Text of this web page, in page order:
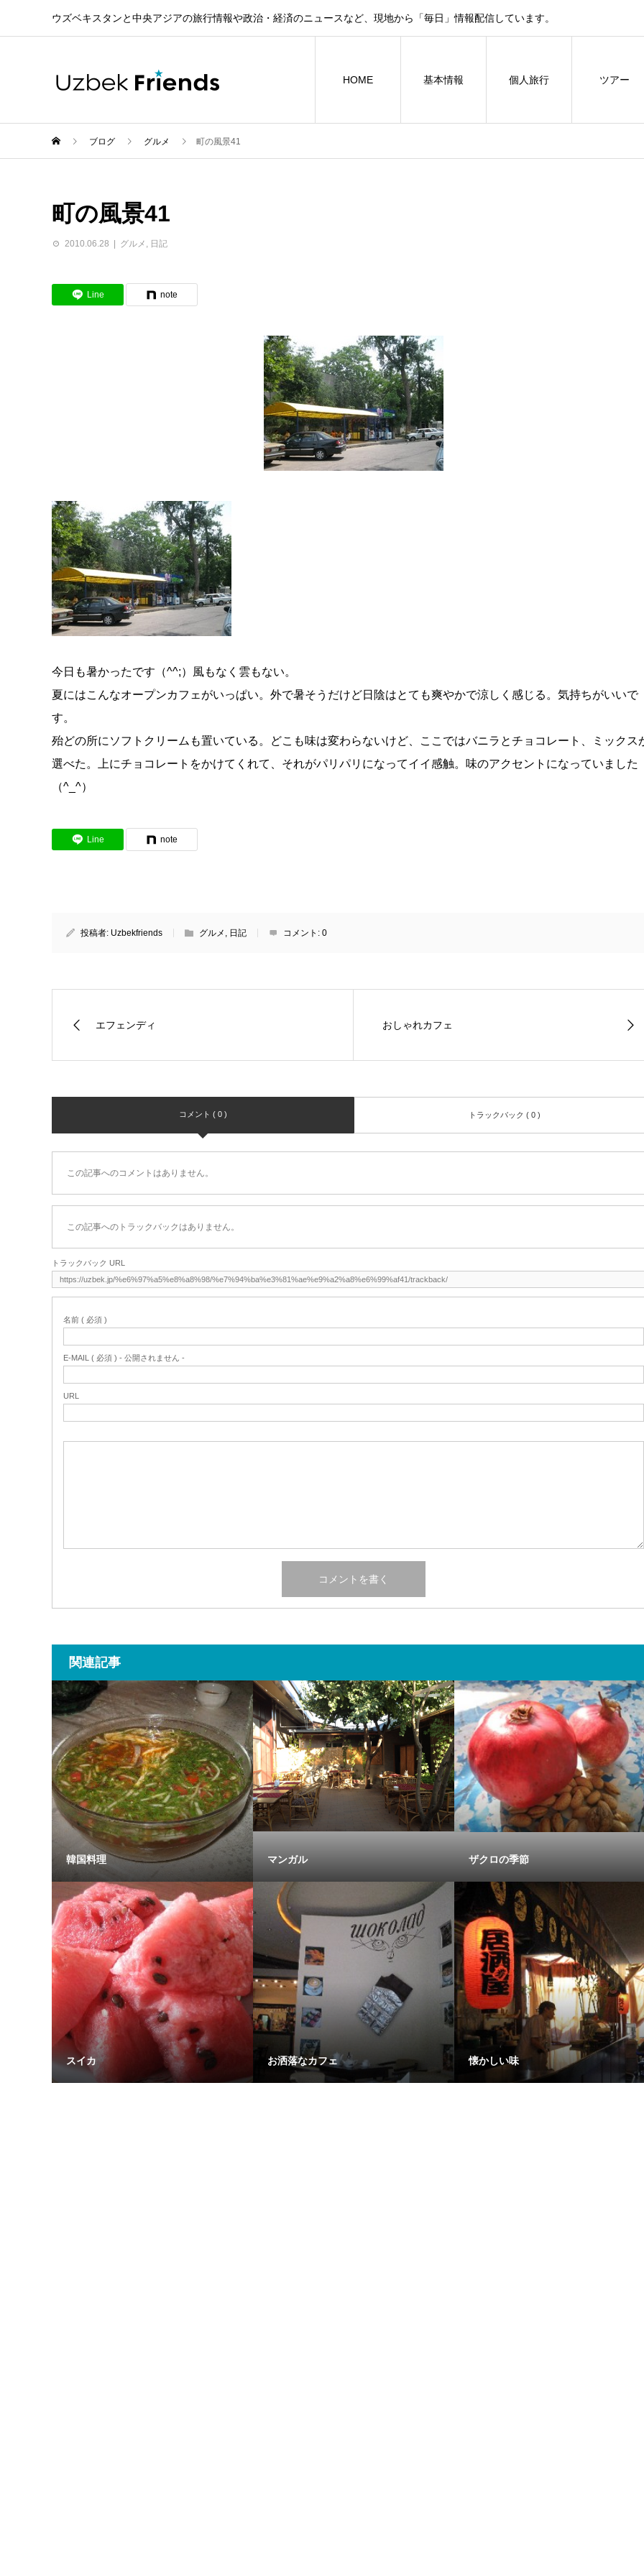
ウズベキスタンと中央アジアの旅行情報や政治・経済のニュースなど、現地から「毎日」情報配信しています。
HOME 基本情報 個人旅行 ツアー
ブログ グルメ 町の風景41
町の風景41
2010.06.28 グルメ , 日記
Line note
今日も暑かったです（^^;）風もなく雲もない。
夏にはこんなオープンカフェがいっぱい。外で暑そうだけど日陰はとても爽やかで涼しく感じる。気持ちがいいで
す。
殆どの所にソフトクリームも置いている。どこも味は変わらないけど、ここではバニラとチョコレート、ミックス
選べた。上にチョコレートをかけてくれて、それがパリパリになってイイ感触。味のアクセントになっていました
（^_^）
Line note
投稿者: Uzbekfriends グルメ , 日記 コメント: 0
エフェンディ おしゃれカフェ
コメント ( 0 ) トラックバック ( 0 )
この記事へのコメントはありません。
この記事へのトラックバックはありません。
トラックバック URL
名前 ( 必須 )
E-MAIL ( 必須 ) - 公開されません -
URL
関連記事
韓国料理 マンガル ザクロの季節
スイカ お洒落なカフェ 懐かしい味